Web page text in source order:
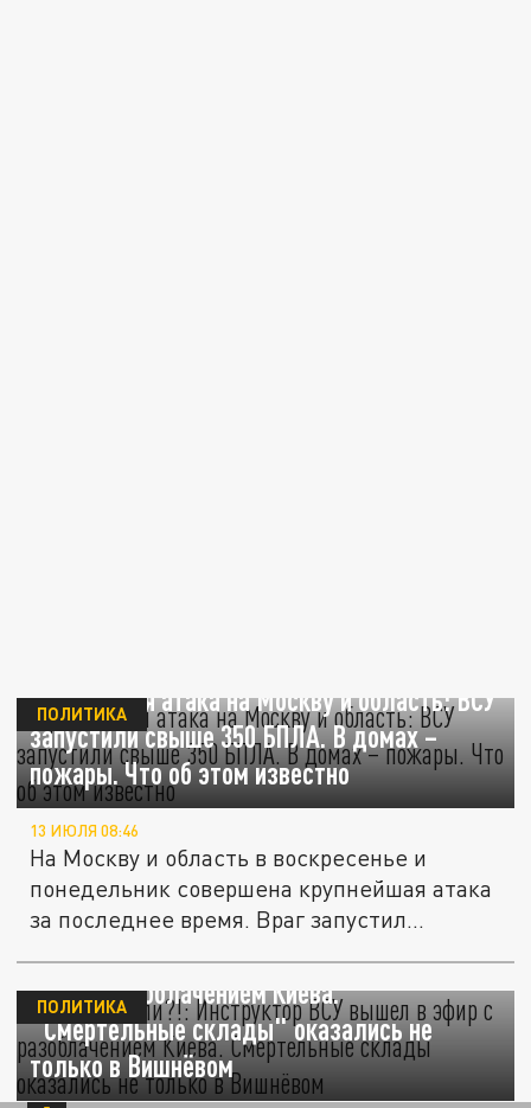
Крупнейшая атака на Москву и область: ВСУ
запустили свыше 350 БПЛА. В домах –
пожары. Что об этом известно
ПОЛИТИКА
13 ИЮЛЯ 08:46
На Москву и область в воскресенье и
понедельник совершена крупнейшая атака
за последнее время. Враг запустил...
"Как вы могли?!": Инструктор ВСУ вышел в
эфир с разоблачением Киева.
"Смертельные склады" оказались не
только в Вишнёвом
ПОЛИТИКА